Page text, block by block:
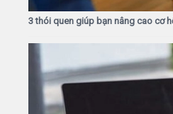
3 thói quen giúp bạn nâng cao cơ